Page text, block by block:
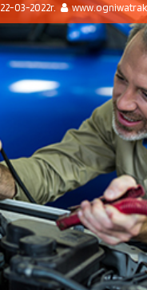
22-03-2022r.